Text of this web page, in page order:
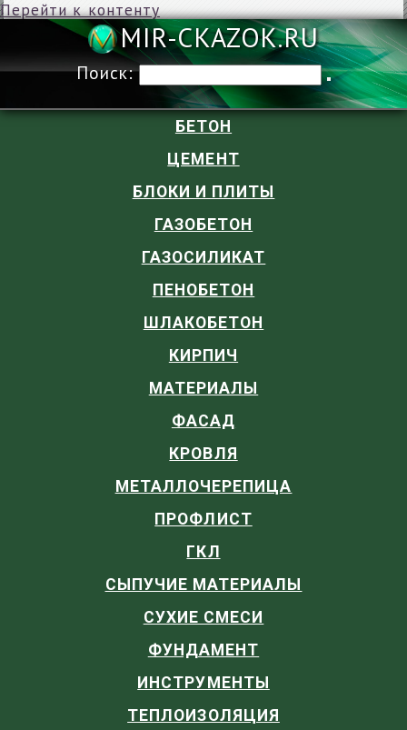
Перейти к контенту
MIR-
Поиск:
БЕТОН
ЦЕМЕНТ
БЛОКИ И ПЛИТЫ
ГАЗОБЕТОН
ГАЗОСИЛИКАТ
ПЕНОБЕТОН
ШЛАКОБЕТОН
КИРПИЧ
МАТЕРИАЛЫ
ФАСАД
КРОВЛЯ
МЕТАЛЛОЧЕРЕПИЦА
ПРОФЛИСТ
ГКЛ
СЫПУЧИЕ МАТЕРИАЛЫ
СУХИЕ СМЕСИ
ФУНДАМЕНТ
ИНСТРУМЕНТЫ
ТЕПЛОИЗОЛЯЦИЯ